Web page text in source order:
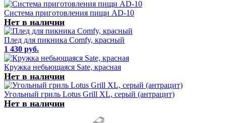
Система приготовления пищи AD-10
Нет в наличии
Плед для пикника Comfy, красный
1 430 руб.
Кружка небьющаяся Sate, красная
Нет в наличии
Угольный гриль Lotus Grill XL, серый (антрацит)
Нет в наличии